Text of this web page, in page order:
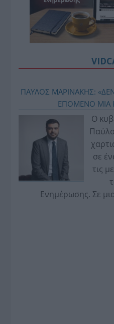
ΠΑΥΛΟΣ ΜΑΡΙΝΑΚΗΣ:
ΕΠΟΜΕΝΟ ΜΙΑ
Ο
σε
τις
Ενημέρωσης. Σε